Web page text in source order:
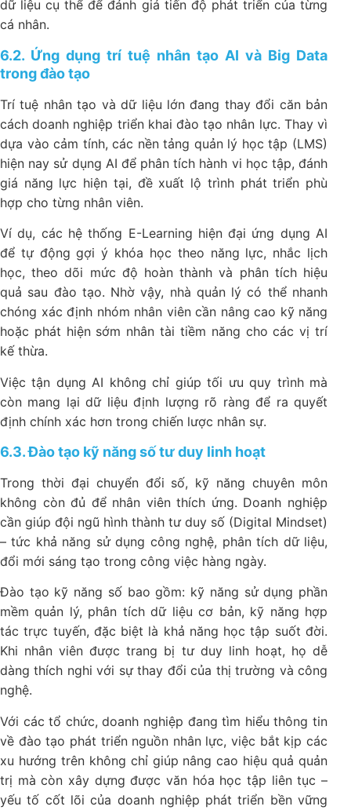
dữ liệu cụ thể để đánh giá tiến độ phát triển của từng
cá nhân.
6.2. Ứng dụng trí tuệ nhân tạo AI và Big Data
trong đào tạo
Trí tuệ nhân tạo và dữ liệu lớn đang thay đổi căn bản
cách doanh nghiệp triển khai đào tạo nhân lực. Thay vì
dựa vào cảm tính, các nền tảng quản lý học tập (LMS)
hiện nay sử dụng AI để phân tích hành vi học tập, đánh
giá năng lực hiện tại, đề xuất lộ trình phát triển phù
hợp cho từng nhân viên.
Ví dụ, các hệ thống E-Learning hiện đại ứng dụng AI
để tự động gợi ý khóa học theo năng lực, nhắc lịch
học, theo dõi mức độ hoàn thành và phân tích hiệu
quả sau đào tạo. Nhờ vậy, nhà quản lý có thể nhanh
chóng xác định nhóm nhân viên cần nâng cao kỹ năng
hoặc phát hiện sớm nhân tài tiềm năng cho các vị trí
kế thừa.
Việc tận dụng AI không chỉ giúp tối ưu quy trình mà
còn mang lại dữ liệu định lượng rõ ràng để ra quyết
định chính xác hơn trong chiến lược nhân sự.
6.3. Đào tạo kỹ năng số tư duy linh hoạt
Trong thời đại chuyển đổi số, kỹ năng chuyên môn
không còn đủ để nhân viên thích ứng. Doanh nghiệp
cần giúp đội ngũ hình thành tư duy số (Digital Mindset)
– tức khả năng sử dụng công nghệ, phân tích dữ liệu,
đổi mới sáng tạo trong công việc hàng ngày.
Đào tạo kỹ năng số bao gồm: kỹ năng sử dụng phần
mềm quản lý, phân tích dữ liệu cơ bản, kỹ năng hợp
tác trực tuyến, đặc biệt là khả năng học tập suốt đời.
Khi nhân viên được trang bị tư duy linh hoạt, họ dễ
dàng thích nghi với sự thay đổi của thị trường và công
nghệ.
Với các tổ chức, doanh nghiệp đang tìm hiểu thông tin
về đào tạo phát triển nguồn nhân lực, việc bắt kịp các
xu hướng trên không chỉ giúp nâng cao hiệu quả quản
trị mà còn xây dựng được văn hóa học tập liên tục –
yếu tố cốt lõi của doanh nghiệp phát triển bền vững